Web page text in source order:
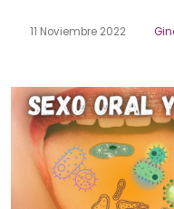
11 Noviembre 2022